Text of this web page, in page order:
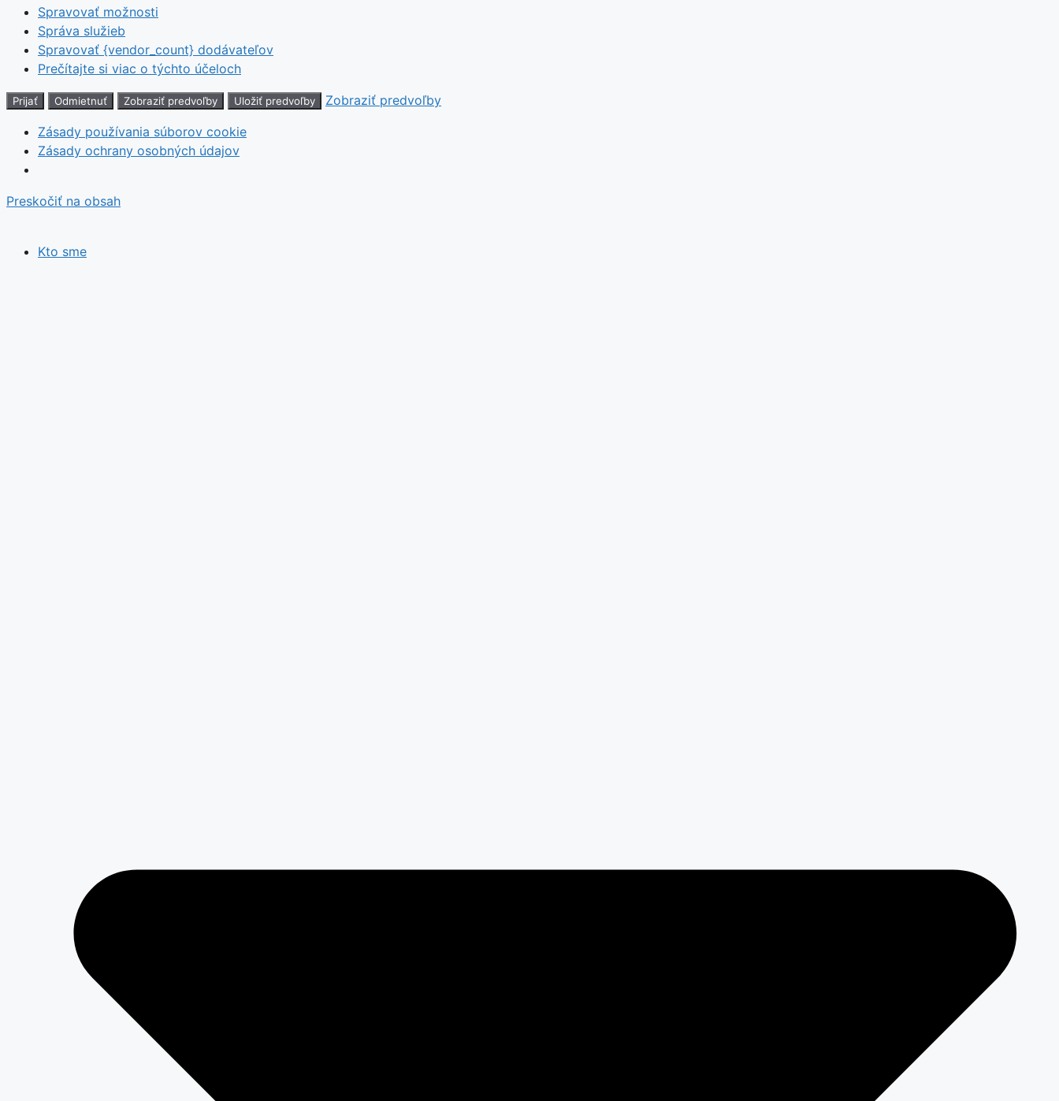
Spravovať možnosti
Správa služieb
Spravovať {vendor_count} dodávateľov
Prečítajte si viac o týchto účeloch
Prijať Odmietnuť Zobraziť predvoľby Uložiť predvoľby
Zobraziť predvoľby
Zásady používania súborov cookie
Zásady ochrany osobných údajov
Preskočiť na obsah
Kto sme